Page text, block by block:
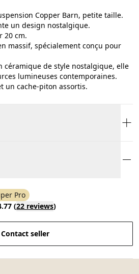
Copper Barn, petite taille.
un design nostalgique.
20 cm.
massif, spécialement conçu pour
céramique de style nostalgique, elle
lumineuses contemporaines.
un cache-piton assortis.
Pro
(22 reviews)
Contact seller